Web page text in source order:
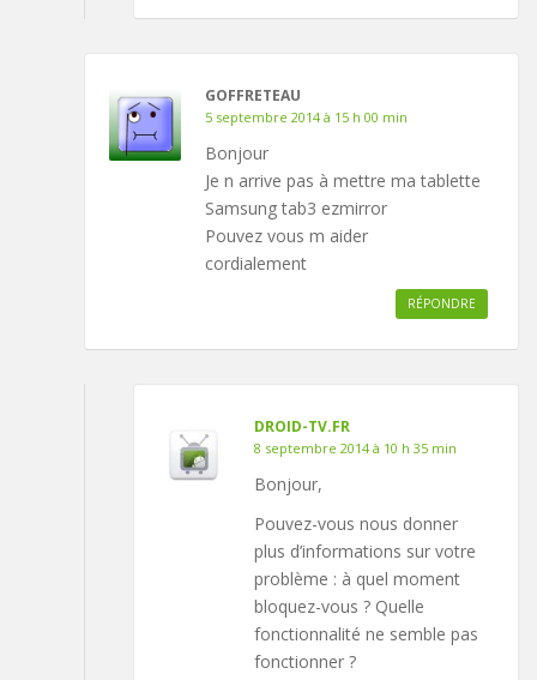
GOFFRETEAU
5 septembre 2014 à 15 h 00 min
Bonjour
Je n arrive pas à mettre ma tablette
Samsung tab3 ezmirror
Pouvez vous m aider
cordialement
RÉPONDRE
DROID-TV.FR
8 septembre 2014 à 10 h 35 min
Bonjour,
Pouvez-vous nous donner
plus d’informations sur votre
problème : à quel moment
bloquez-vous ? Quelle
fonctionnalité ne semble pas
fonctionner ?